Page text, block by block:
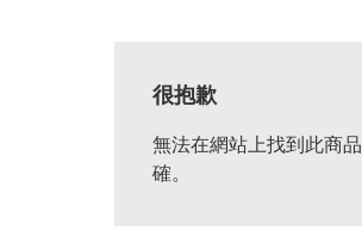
很抱歉
無法在網站上找到此商
確。